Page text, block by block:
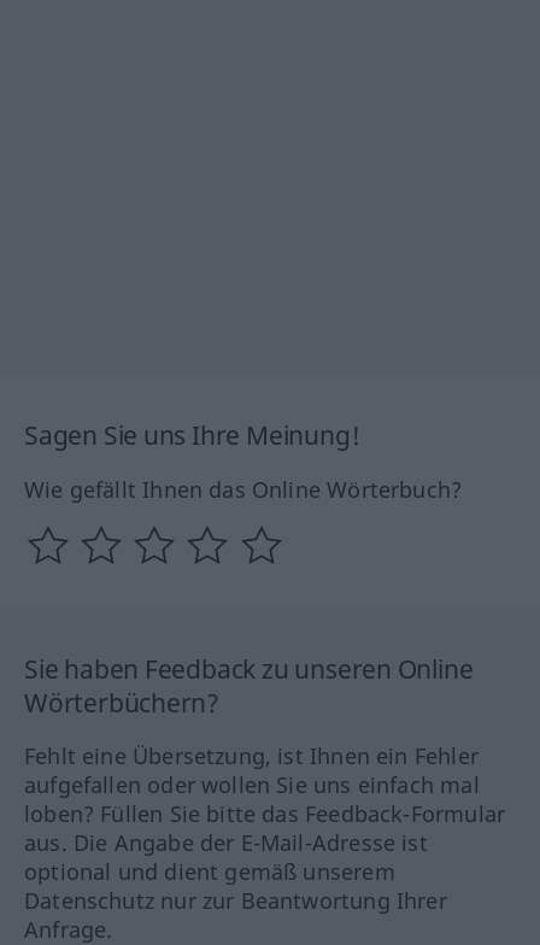
Sagen Sie uns Ihre Meinung!
Wie gefällt Ihnen das Online Wörterbuch?
Sie haben Feedback zu unseren Online
Wörterbüchern?
Fehlt eine Übersetzung, ist Ihnen ein Fehler
aufgefallen oder wollen Sie uns einfach mal
loben? Füllen Sie bitte das Feedback-Formular
aus. Die Angabe der E-Mail-Adresse ist
optional und dient gemäß unserem
Datenschutz nur zur Beantwortung Ihrer
Anfrage.